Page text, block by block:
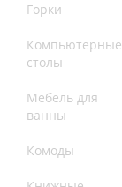
Горки
Компьютерные
столы
Мебель для
ванны
Комоды